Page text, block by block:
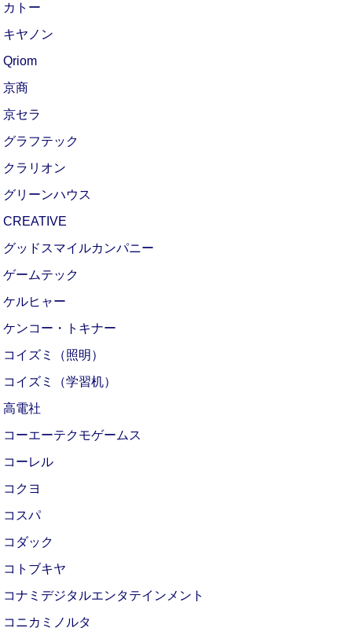
カトー
キヤノン
Qriom
京商
京セラ
グラフテック
クラリオン
グリーンハウス
CREATIVE
グッドスマイルカンパニー
ゲームテック
ケルヒャー
ケンコー・トキナー
コイズミ（照明）
コイズミ（学習机）
高電社
コーエーテクモゲームス
コーレル
コクヨ
コスパ
コダック
コトブキヤ
コナミデジタルエンタテインメント
コニカミノルタ